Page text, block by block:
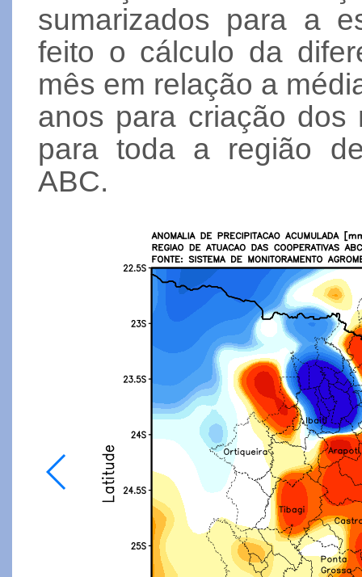
sumarizados para a
feito o cálculo da
mês em relação a
anos para criação dos
para toda a região
ABC.